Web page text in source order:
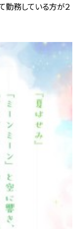
勤務している方が２